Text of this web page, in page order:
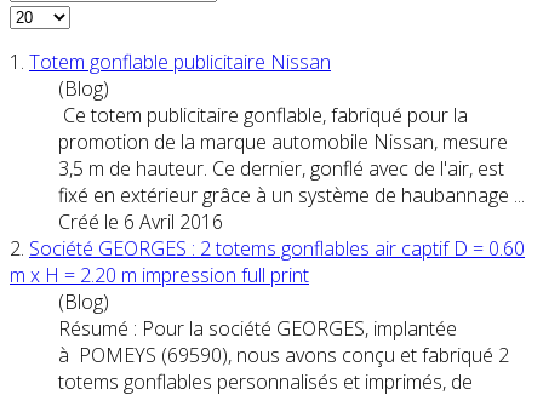
1. Totem gonflable publicitaire Nissan
(Blog)
Ce totem publicitaire gonflable, fabriqué pour la
promotion de la marque automobile Nissan, mesure
3,5 m de hauteur. Ce dernier, gonflé avec de l'air, est
fixé en extérieur grâce à un système de haubannage ...
Créé le 6 Avril 2016
2. Société GEORGES : 2 totems gonflables air captif D = 0.60
m x H = 2.20 m impression full print
(Blog)
Résumé : Pour la société GEORGES, implantée
à POMEYS (69590), nous avons conçu et fabriqué 2
totems gonflables personnalisés et imprimés, de